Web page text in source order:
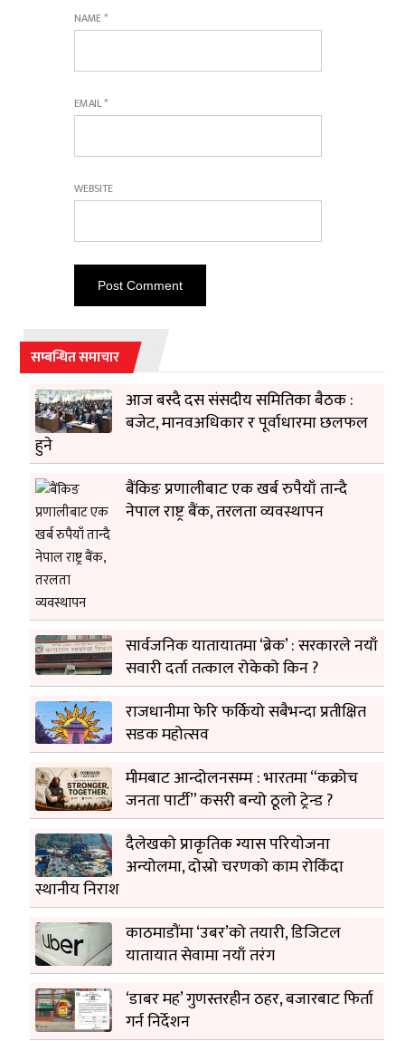
NAME*
EMAIL*
WEBSITE
सम्बन्धित समाचार
आज बस्दै दस संसदीय समितिका बैठक :
बजेट, मानवअधिकार र पूर्वाधारमा छलफल
हुने
बैंकिङ प्रणालीबाट एक खर्ब रुपैयाँ तान्दै
नेपाल राष्ट्र बैंक, तरलता व्यवस्थापन
सार्वजनिक यातायातमा ‘ब्रेक’ : सरकारले नयाँ
सवारी दर्ता तत्काल रोकेको किन ?
राजधानीमा फेरि फर्कियो सबैभन्दा प्रतीक्षित
सडक महोत्सव
मीमबाट आन्दोलनसम्म : भारतमा “कक्रोच
जनता पार्टी” कसरी बन्यो ठूलो ट्रेन्ड ?
दैलेखको प्राकृतिक ग्यास परियोजना
अन्योलमा, दोस्रो चरणको काम रोकिँदा
स्थानीय निराश
काठमाडौंमा ‘उबर’को तयारी, डिजिटल
यातायात सेवामा नयाँ तरंग
‘डाबर मह’ गुणस्तरहीन ठहर, बजारबाट फिर्ता
गर्न निर्देशन